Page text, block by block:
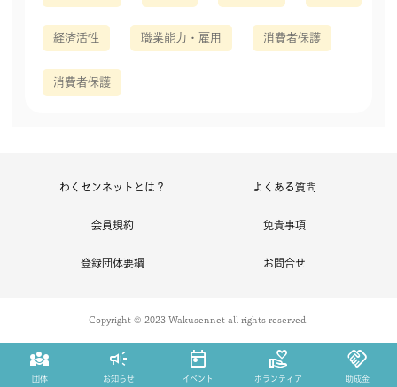
経済活性 職業能力・雇用 消費者保護
消費者保護
わくセンネットとは？ よくある質問
会員規約 免責事項
登録団体要綱 お問合せ
Copyright © 2023 Wakusennet all rights reserved.
diversity_3
団体
campaign
お知らせ
today
イベント
volunteer_activism
ボランティア
handshake
助成金